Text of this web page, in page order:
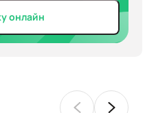
онлайн